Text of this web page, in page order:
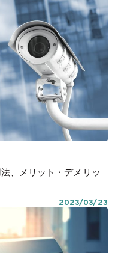
、メリット・デメリッ
2023/03/23